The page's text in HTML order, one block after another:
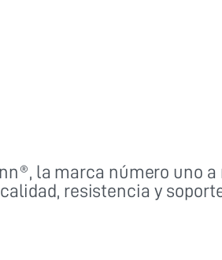
la marca número uno
resistencia y